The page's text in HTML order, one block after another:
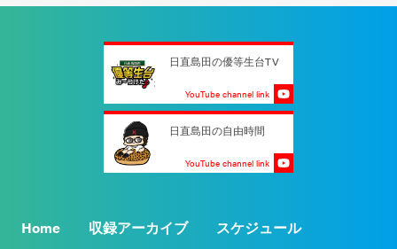
日直島田の優等生台TV
YouTube channel link
日直島田の自由時間
YouTube channel link
Home 収録アーカイブ
スケジュール